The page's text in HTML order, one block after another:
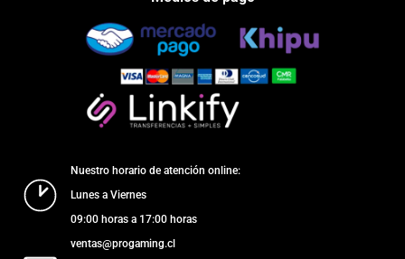
Nuestro horario de atención online:
Lunes a Viernes
09:00 horas a 17:00 horas
ventas@progaming.cl